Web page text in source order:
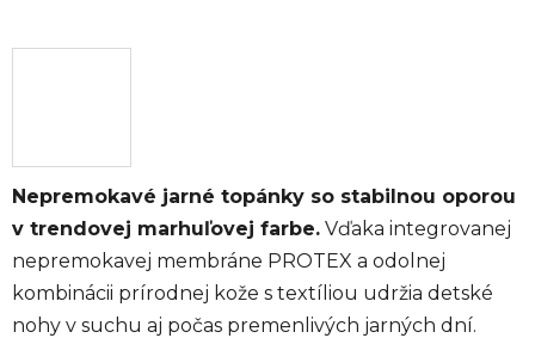
Nepremokavé jarné topánky so stabilnou oporou
v trendovej marhuľovej farbe. Vďaka integrovanej
nepremokavej membráne PROTEX a odolnej
kombinácii prírodnej kože s textíliou udržia detské
nohy v suchu aj počas premenlivých jarných dní.